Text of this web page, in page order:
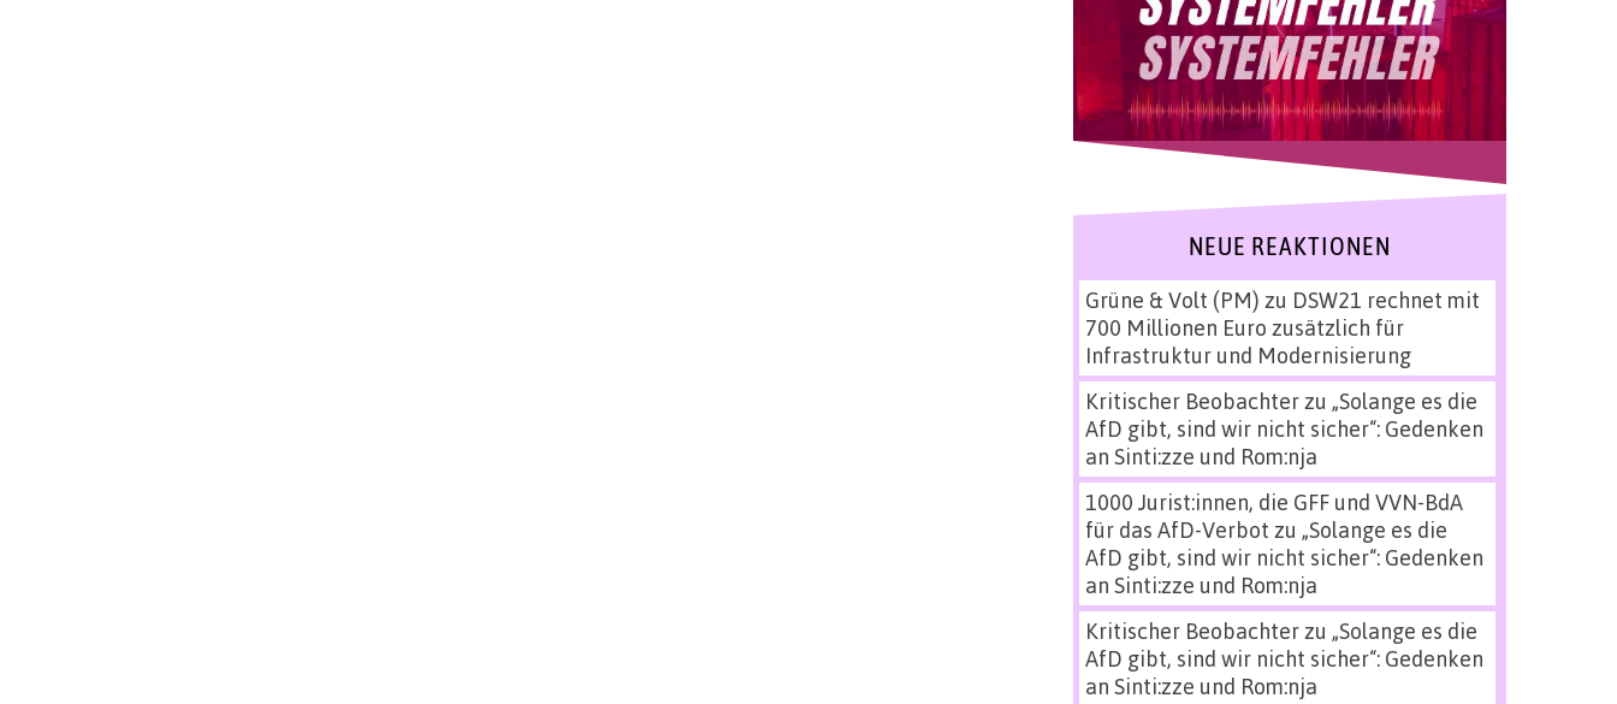
NEUE REAKTIONEN
Grüne & Volt (PM) zu DSW21 rechnet mit
700 Millionen Euro zusätzlich für
Infrastruktur und Modernisierung
Kritischer Beobachterzu „Solange es die
AfD gibt, sind wir nicht sicher“: Gedenken
an Sinti:zze und Rom:nja
1000 Jurist:innen, die GFF und VVN-BdA
für das AfD-Verbot zu „Solange es die
AfD gibt, sind wir nicht sicher“: Gedenken
an Sinti:zze und Rom:nja
Kritischer Beobachterzu „Solange es die
AfD gibt, sind wir nicht sicher“: Gedenken
an Sinti:zze und Rom:nja